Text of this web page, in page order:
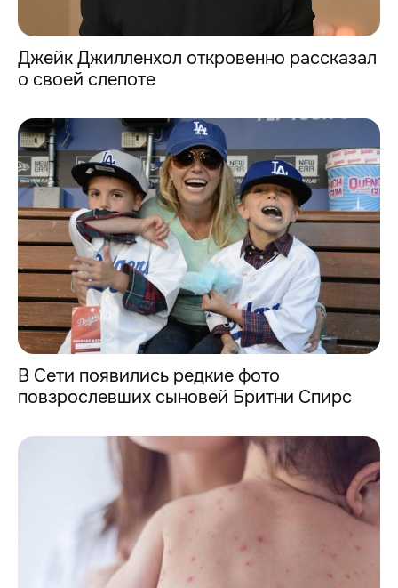
Джейк Джилленхол откровенно рассказал
о своей слепоте
В Сети появились редкие фото
повзрослевших сыновей Бритни Спирс